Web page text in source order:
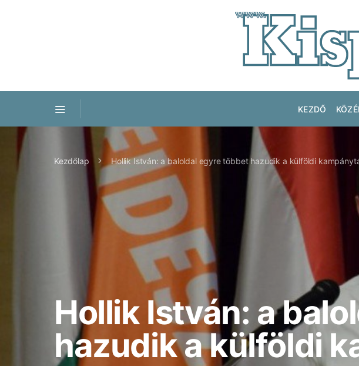
KEZDŐ
Kezdőlap Hollik István: a baloldal egyre többet hazudik a külföldi
Hollik István: a
hazudik a külföldi